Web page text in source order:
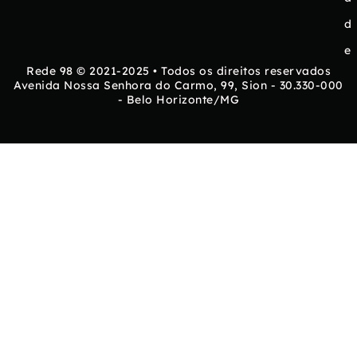
d
e
Rede 98 © 2021-2025 • Todos os direitos reservados
Avenida Nossa Senhora do Carmo, 99, Sion - 30.330-000
- Belo Horizonte/MG